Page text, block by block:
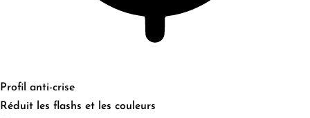
Profil anti-crise
Réduit les flashs et les couleurs